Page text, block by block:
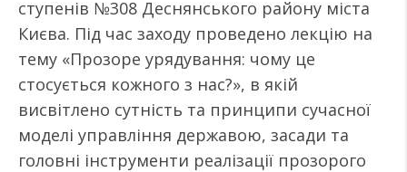
ступенів №308 Деснянського району міста
Києва. Під час заходу проведено лекцію на
тему «Прозоре урядування: чому це
стосується кожного з нас?», в якій
висвітлено сутність та принципи сучасної
моделі управління державою, засади та
головні інструменти реалізації прозорого